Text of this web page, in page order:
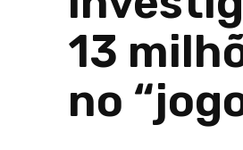
13
no